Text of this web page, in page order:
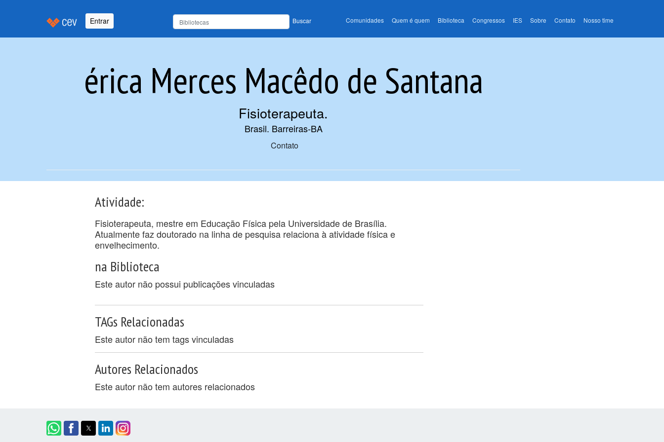
Entrar Buscar Comunidades Quem é quem Biblioteca Congressos IES Sobre Contato Nosso time
érica Merces Macêdo de Santana
Fisioterapeuta.
Brasil. Barreiras-BA
Contato
Atividade:
Fisioterapeuta, mestre em Educação Física pela Universidade de Brasília.
Atualmente faz doutorado na linha de pesquisa relaciona à atividade física e
envelhecimento.
na Biblioteca
Este autor não possui publicações vinculadas
TAGs Relacionadas
Este autor não tem tags vinculadas
Autores Relacionados
Este autor não tem autores relacionados